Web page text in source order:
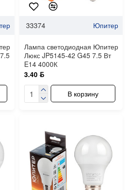
33374 Юпитер
Лампа светодиодная Юпитер
Люкс JP5145-42 G45 7.5 Вт
E14 4000К
3.40 ƃ
В корзину